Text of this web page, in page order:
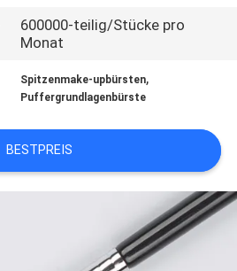
600000-teilig/Stücke pro
Monat
Spitzenmake-upbürsten,
Puffergrundlagenbürste
BESTPREIS